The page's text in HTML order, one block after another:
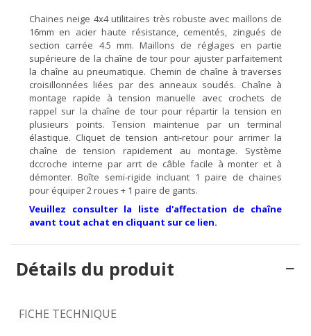
Chaines neige 4x4 utilitaires très robuste avec maillons de
16mm en acier haute résistance, cementés, zingués de
section carrée 4.5 mm. Maillons de réglages en partie
supérieure de la chaîne de tour pour ajuster parfaitement
la chaîne au pneumatique. Chemin de chaîne à traverses
croisillonnées liées par des anneaux soudés. Chaîne à
montage rapide à tension manuelle avec crochets de
rappel sur la chaîne de tour pour répartir la tension en
plusieurs points. Tension maintenue par un terminal
élastique. Cliquet de tension anti-retour pour arrimer la
chaîne de tension rapidement au montage. Système
dccroche interne par arrt de câble facile à monter et à
démonter. Boîte semi-rigide incluant 1 paire de chaines
pour équiper 2 roues + 1 paire de gants.
Veuillez consulter la liste d'affectation de chaîne
avant tout achat en cliquant sur ce lien.
Détails du produit
FICHE TECHNIQUE